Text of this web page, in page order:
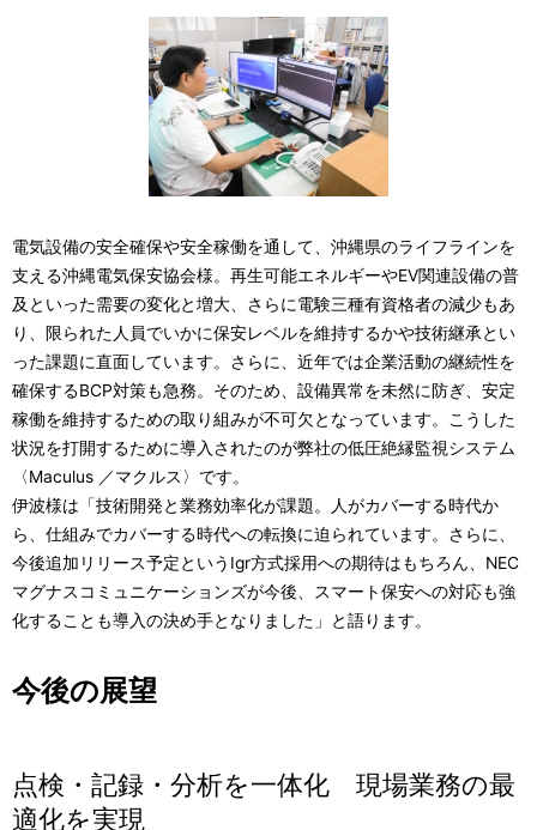
電気設備の安全確保や安全稼働を通して、沖縄県のライフラインを
支える沖縄電気保安協会様。再生可能エネルギーやEV関連設備の普
及といった需要の変化と増大、さらに電験三種有資格者の減少もあ
り、限られた人員でいかに保安レベルを維持するかや技術継承とい
った課題に直面しています。さらに、近年では企業活動の継続性を
確保するBCP対策も急務。そのため、設備異常を未然に防ぎ、安定
稼働を維持するための取り組みが不可欠となっています。こうした
状況を打開するために導入されたのが弊社の低圧絶縁監視システム
〈Maculus ／マクルス〉です。
伊波様は「技術開発と業務効率化が課題。人がカバーする時代か
ら、仕組みでカバーする時代への転換に迫られています。さらに、
今後追加リリース予定というIgr方式採用への期待はもちろん、NEC
マグナスコミュニケーションズが今後、スマート保安への対応も強
化することも導入の決め手となりました」と語ります。
今後の展望
点検・記録・分析を一体化 現場業務の最
適化を実現